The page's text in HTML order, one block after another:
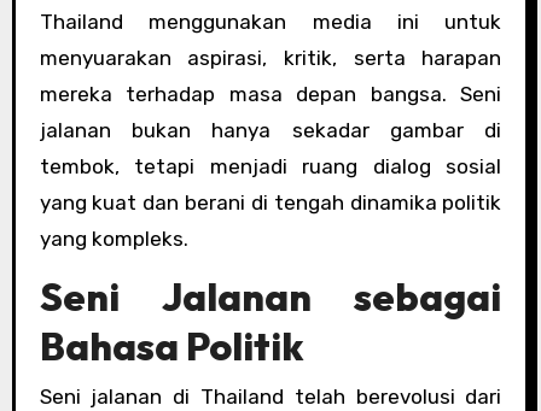
Thailand menggunakan media ini untuk
menyuarakan aspirasi, kritik, serta harapan
mereka terhadap masa depan bangsa. Seni
jalanan bukan hanya sekadar gambar di
tembok, tetapi menjadi ruang dialog sosial
yang kuat dan berani di tengah dinamika politik
yang kompleks.
Seni Jalanan sebagai
Bahasa Politik
Seni jalanan di Thailand telah berevolusi dari